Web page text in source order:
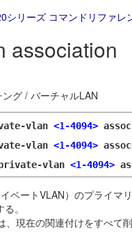
シリーズ コマンドリファレ
association
グ / バーチャルLAN
vlan <1-4094>
vlan <1-4094>
vlan <1-4094>
ベートVLAN）のプライマ
。
現在の関連付けをすべて削